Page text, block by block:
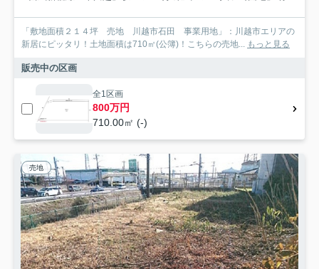
「敷地面積２１４坪 売地 川越市石田 事業用地」：川越市エリアの
新居にピッタリ！土地面積は710㎡(公簿)！こちらの売地... もっと見る
販売中の区画
全1区画
800万円
710.00㎡ (-)
売地